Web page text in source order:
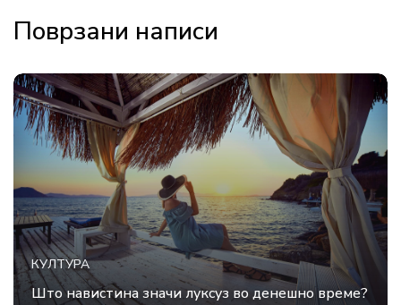
Поврзани написи
КУЛТУРА
Што навистина значи луксуз во денешно време?